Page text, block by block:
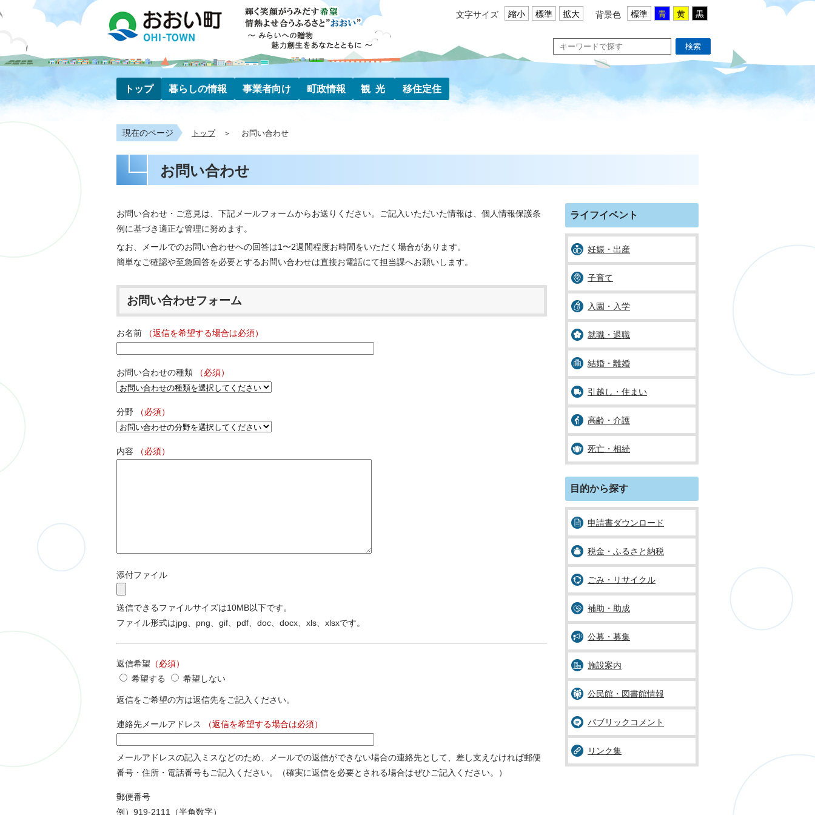
文字サイズ 縮小 標準 拡大 背景色 標準 青 黄 黒
検索
トップ 暮らしの情報 事業者向け 町政情報 観光 移住定住
現在のページ トップ お問い合わせ
お問い合わせ
お問い合わせ・ご意見は、下記メールフォームからお送りください。ご記入いただいた情報は、個人情報保護条
例に基づき適正な管理に努めます。
なお、メールでのお問い合わせへの回答は1〜2週間程度お時間をいただく場合があります。
簡単なご確認や至急回答を必要とするお問い合わせは直接お電話にて担当課へお願いします。
お問い合わせフォーム
お名前 （返信を希望する場合は必須）
お問い合わせの種類 （必須）
分野 （必須）
内容 （必須）
添付ファイル
送信できるファイルサイズは10MB以下です。
ファイル形式はjpg、png、gif、pdf、doc、docx、xls、xlsxです。
返信希望 （必須）
希望する
希望しない
返信をご希望の方は返信先をご記入ください。
連絡先メールアドレス （返信を希望する場合は必須）
メールアドレスの記入ミスなどのため、メールでの返信ができない場合の連絡先として、差し支えなければ郵便
番号・住所・電話番号もご記入ください。（確実に返信を必要とされる場合はぜひご記入ください。）
郵便番号
例）919-2111（半角数字）
ライフイベント
妊娠・出産
子育て
入園・入学
就職・退職
結婚・離婚
引越し・住まい
高齢・介護
死亡・相続
目的から探す
申請書ダウンロード
税金・ふるさと納税
ごみ・リサイクル
補助・助成
公募・募集
施設案内
公民館・図書館情報
パブリックコメント
リンク集